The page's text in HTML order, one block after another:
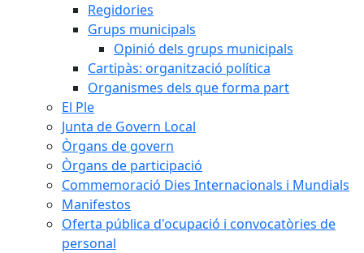
Regidories
Grups municipals
Opinió dels grups municipals
Cartipàs: organització política
Organismes dels que forma part
El Ple
Junta de Govern Local
Òrgans de govern
Òrgans de participació
Commemoració Dies Internacionals i Mundials
Manifestos
Oferta pública d'ocupació i convocatòries de
personal